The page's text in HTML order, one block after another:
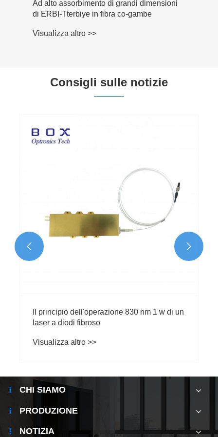
Ad alto assorbimento di grandi dimensioni
di ERBI-Tterbiye in fibra co-gambe
Visualizza altro >>
Consigli sulle notizie
Il principio dell'operazione 830 nm 1 w di un
laser a diodi fibroso
Visualizza altro >>
 
CHI SIAMO
PRODUZIONE
NOTIZIA